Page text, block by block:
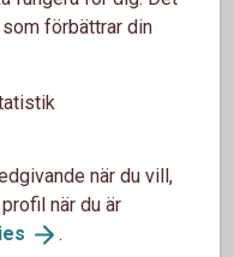
2000x1200-
sig själva och sin
förbättrar din
när du vill,
när du är
.